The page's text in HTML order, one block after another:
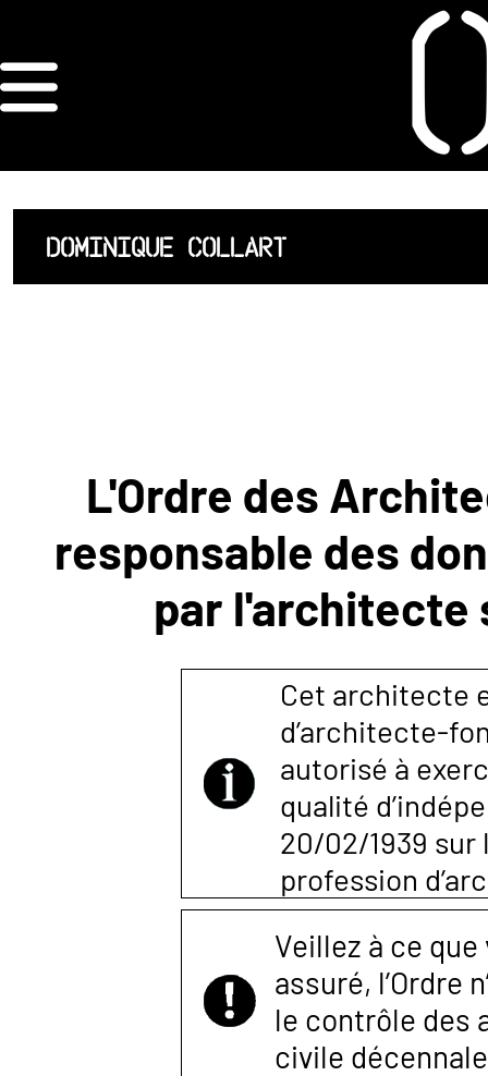
ORDRE DES
ARCHITECTES
ACCUEIL
LISTE DES
NOUS
CONTACTER
DOMINIQUE COLLART
L'Ordre des
responsable des
par l'architecte
Cet architecte
d’architecte-
autorisé à
qualité
20/02/1939
profession
Veillez à ce
assuré, l’Ordre
le contrôle des
civile